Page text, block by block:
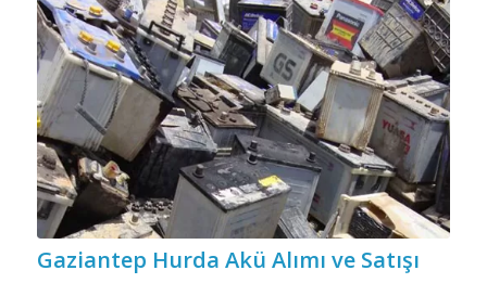
Gaziantep Hurda Akü Alımı ve Satışı